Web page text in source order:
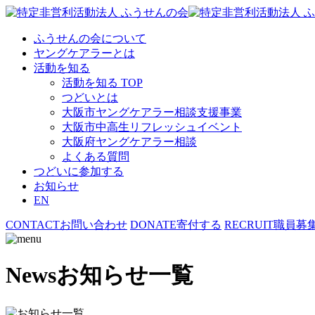
ふうせんの会について
ヤングケアラーとは
活動を知る
活動を知る TOP
つどいとは
大阪市ヤングケアラー相談支援事業
大阪市中高生リフレッシュイベント
大阪府ヤングケアラー相談
よくある質問
つどいに参加する
お知らせ
EN
CONTACTお問い合わせ DONATE寄付する RECRUIT職員募
Newsお知らせ一覧